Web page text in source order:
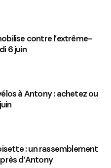
contre l’extrême-
6 juin
à Antony : achetez ou
: un rassemblement
d’Antony